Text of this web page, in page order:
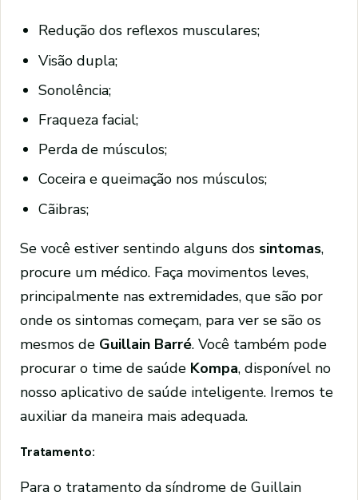
Redução dos reflexos musculares;
Visão dupla;
Sonolência;
Fraqueza facial;
Perda de músculos;
Coceira e queimação nos músculos;
Cãibras;
Se você estiver sentindo alguns dos sintomas,
procure um médico. Faça movimentos leves,
principalmente nas extremidades, que são por
onde os sintomas começam, para ver se são os
mesmos de Guillain Barré. Você também pode
procurar o time de saúde Kompa, disponível no
nosso aplicativo de saúde inteligente. Iremos te
auxiliar da maneira mais adequada.
Tratamento:
Para o tratamento da síndrome de Guillain